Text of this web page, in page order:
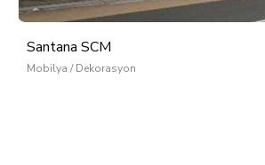
Santana SCM
Mobilya / Dekorasyon